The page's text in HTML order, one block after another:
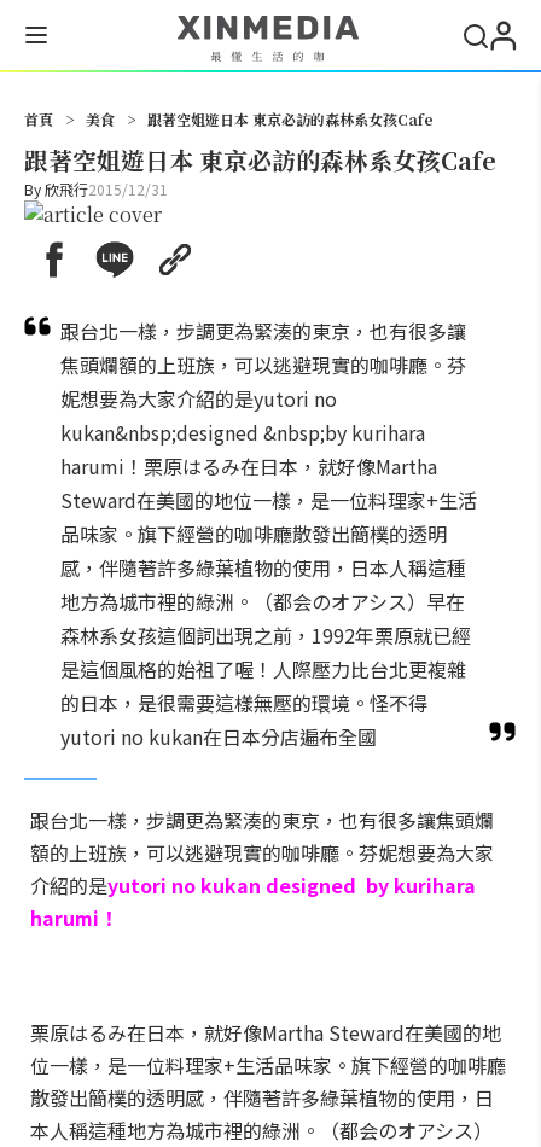
首頁 > 美食 > 跟著空姐遊日本 東京必訪的森林系女孩Cafe
跟著空姐遊日本 東京必訪的森林系女孩Cafe
By欣飛行2015/12/31
跟台北一樣，步調更為緊湊的東京，也有很多讓
焦頭爛額的上班族，可以逃避現實的咖啡廳。芬
妮想要為大家介紹的是yutori no
kukan&nbsp;designed &nbsp;by kurihara
harumi！栗原はるみ在日本，就好像Martha
Steward在美國的地位一樣，是一位料理家+生活
品味家。旗下經營的咖啡廳散發出簡樸的透明
感，伴隨著許多綠葉植物的使用，日本人稱這種
地方為城市裡的綠洲。（都会のオアシス）早在
森林系女孩這個詞出現之前，1992年栗原就已經
是這個風格的始祖了喔！人際壓力比台北更複雜
的日本，是很需要這樣無壓的環境。怪不得
yutori no kukan在日本分店遍布全國
跟台北一樣，步調更為緊湊的東京，也有很多讓焦頭爛
額的上班族，可以逃避現實的咖啡廳。芬妮想要為大家
介紹的是yutori no kukan designed by kurihara
harumi！
栗原はるみ在日本，就好像Martha Steward在美國的地
位一樣，是一位料理家+生活品味家。旗下經營的咖啡廳
散發出簡樸的透明感，伴隨著許多綠葉植物的使用，日
本人稱這種地方為城市裡的綠洲。（都会のオアシス）